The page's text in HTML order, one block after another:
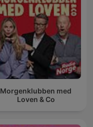
Morgenklubben med
Loven & Co